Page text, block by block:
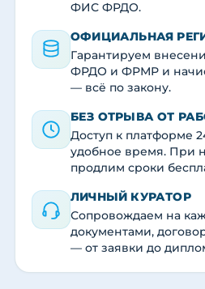
ФИС ФРДО.
ОФИЦИАЛЬНАЯ
Гарантируем
ФРДО и ФРМР и
— всё по закону.
БЕЗ ОТРЫВА ОТ
Доступ к платформе
удобное время. При
продлим сроки
ЛИЧНЫЙ КУРАТОР
Сопровождаем на
документами,
— от заявки до